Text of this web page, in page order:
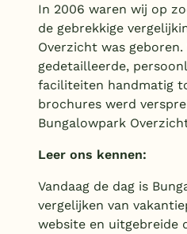
In 2006 waren wij op
de gebrekkige
Overzicht was
gedetailleerde,
faciliteiten handmatig
brochures werd
Bungalowpark
Leer ons kennen:
Vandaag de dag is
vergelijken van
website en uitgebreide